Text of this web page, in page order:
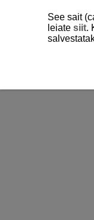
See sait
leiate siit.